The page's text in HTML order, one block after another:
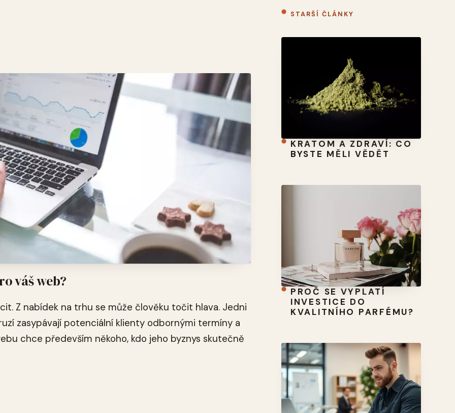
váš web?
Z nabídek na trhu se může člověku točit hlava. Jedni
zasypávají potenciální klienty odbornými termíny a
chce především někoho, kdo jeho byznys skutečně
STARŠÍ ČLÁNKY
KRATOM A ZDRAVÍ: CO
BYSTE MĚLI VĚDĚT
PROČ SE VYPLATÍ
INVESTICE DO
KVALITNÍHO PARFÉMU?